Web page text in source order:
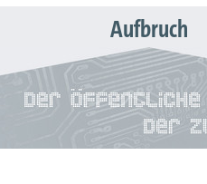
Aufbruch